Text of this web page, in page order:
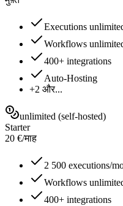
Executions
Workflows
400+ integrations
Auto-Hosting
+2 और...
unlimited (self-hosted)
Starter
20 €/माह
2 500 executions/
Workflows
400+ integrations